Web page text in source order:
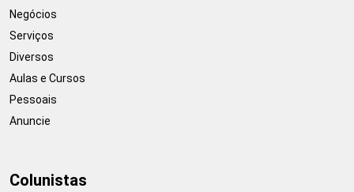
Negócios
Serviços
Diversos
Aulas e Cursos
Pessoais
Anuncie
Colunistas